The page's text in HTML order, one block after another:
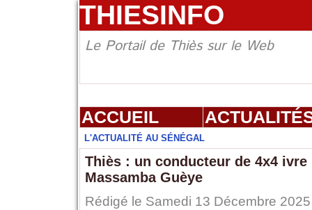
THIESINFO
Le Portail de Thiès sur le Web
ACCUEIL
L'ACTUALITÉ AU SÉNÉGAL
Thiès : un conducteur de 4x4
Massamba Guèye
Rédigé le Samedi 13 Décembre